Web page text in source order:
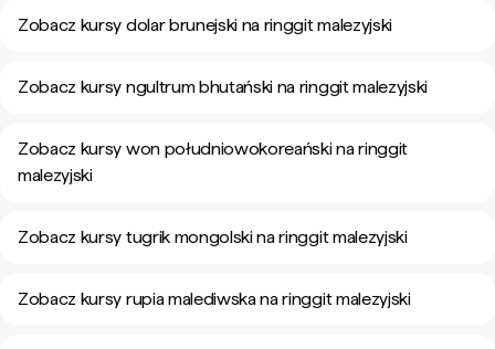
Zobacz kursy dolar brunejski na ringgit malezyjski
Zobacz kursy ngultrum bhutański na ringgit malezyjski
Zobacz kursy won południowokoreański na ringgit
malezyjski
Zobacz kursy tugrik mongolski na ringgit malezyjski
Zobacz kursy rupia malediwska na ringgit malezyjski